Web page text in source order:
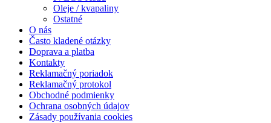
Oleje / kvapaliny
Ostatné
O nás
Často kladené otázky
Doprava a platba
Kontakty
Reklamačný poriadok
Reklamačný protokol
Obchodné podmienky
Ochrana osobných údajov
Zásady používania cookies